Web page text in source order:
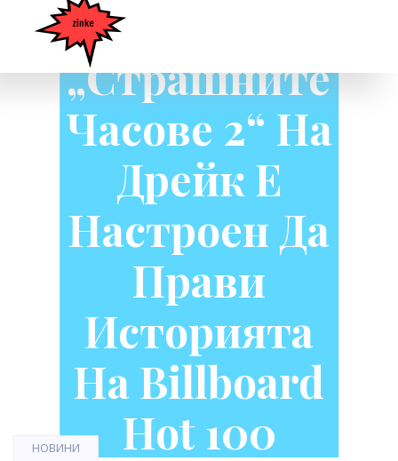
„Страшните
Часове 2“ На
Дрейк Е
Настроен Да
Прави
Историята
На Billboard
Hot 100
НОВИНИ